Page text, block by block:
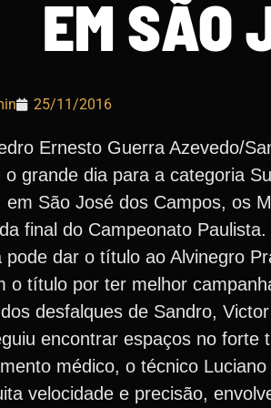
EM SÃO
25/11/2016
Ernesto Guerra Azevedo/
o grande dia para a categoria
em São José dos Campos, os
final do Campeonato
pode dar o título ao Alvinegro
o título por ter melhor
desfalques de Sandro,
encontrar espaços no forte
médico, o técnico
velocidade e precisão,